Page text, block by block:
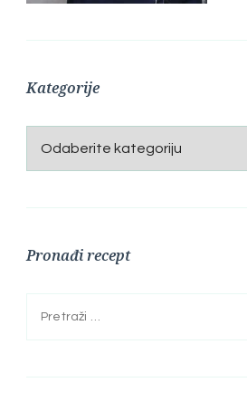
Kategorije
Kategorije
Pronađi recept
Pretraga: